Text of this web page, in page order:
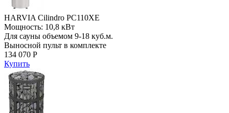
HARVIA Cilindro PC110XE
Мощность: 10,8 кВт
Для сауны объемом 9-18 куб.м.
Выносной пульт в комплекте
134 070 Р
Купить